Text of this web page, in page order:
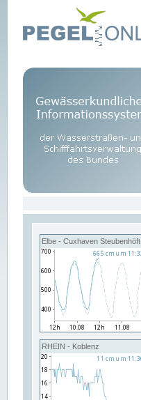
Elbe - Cuxhaven Steubenhöft
RHEIN - Koblenz